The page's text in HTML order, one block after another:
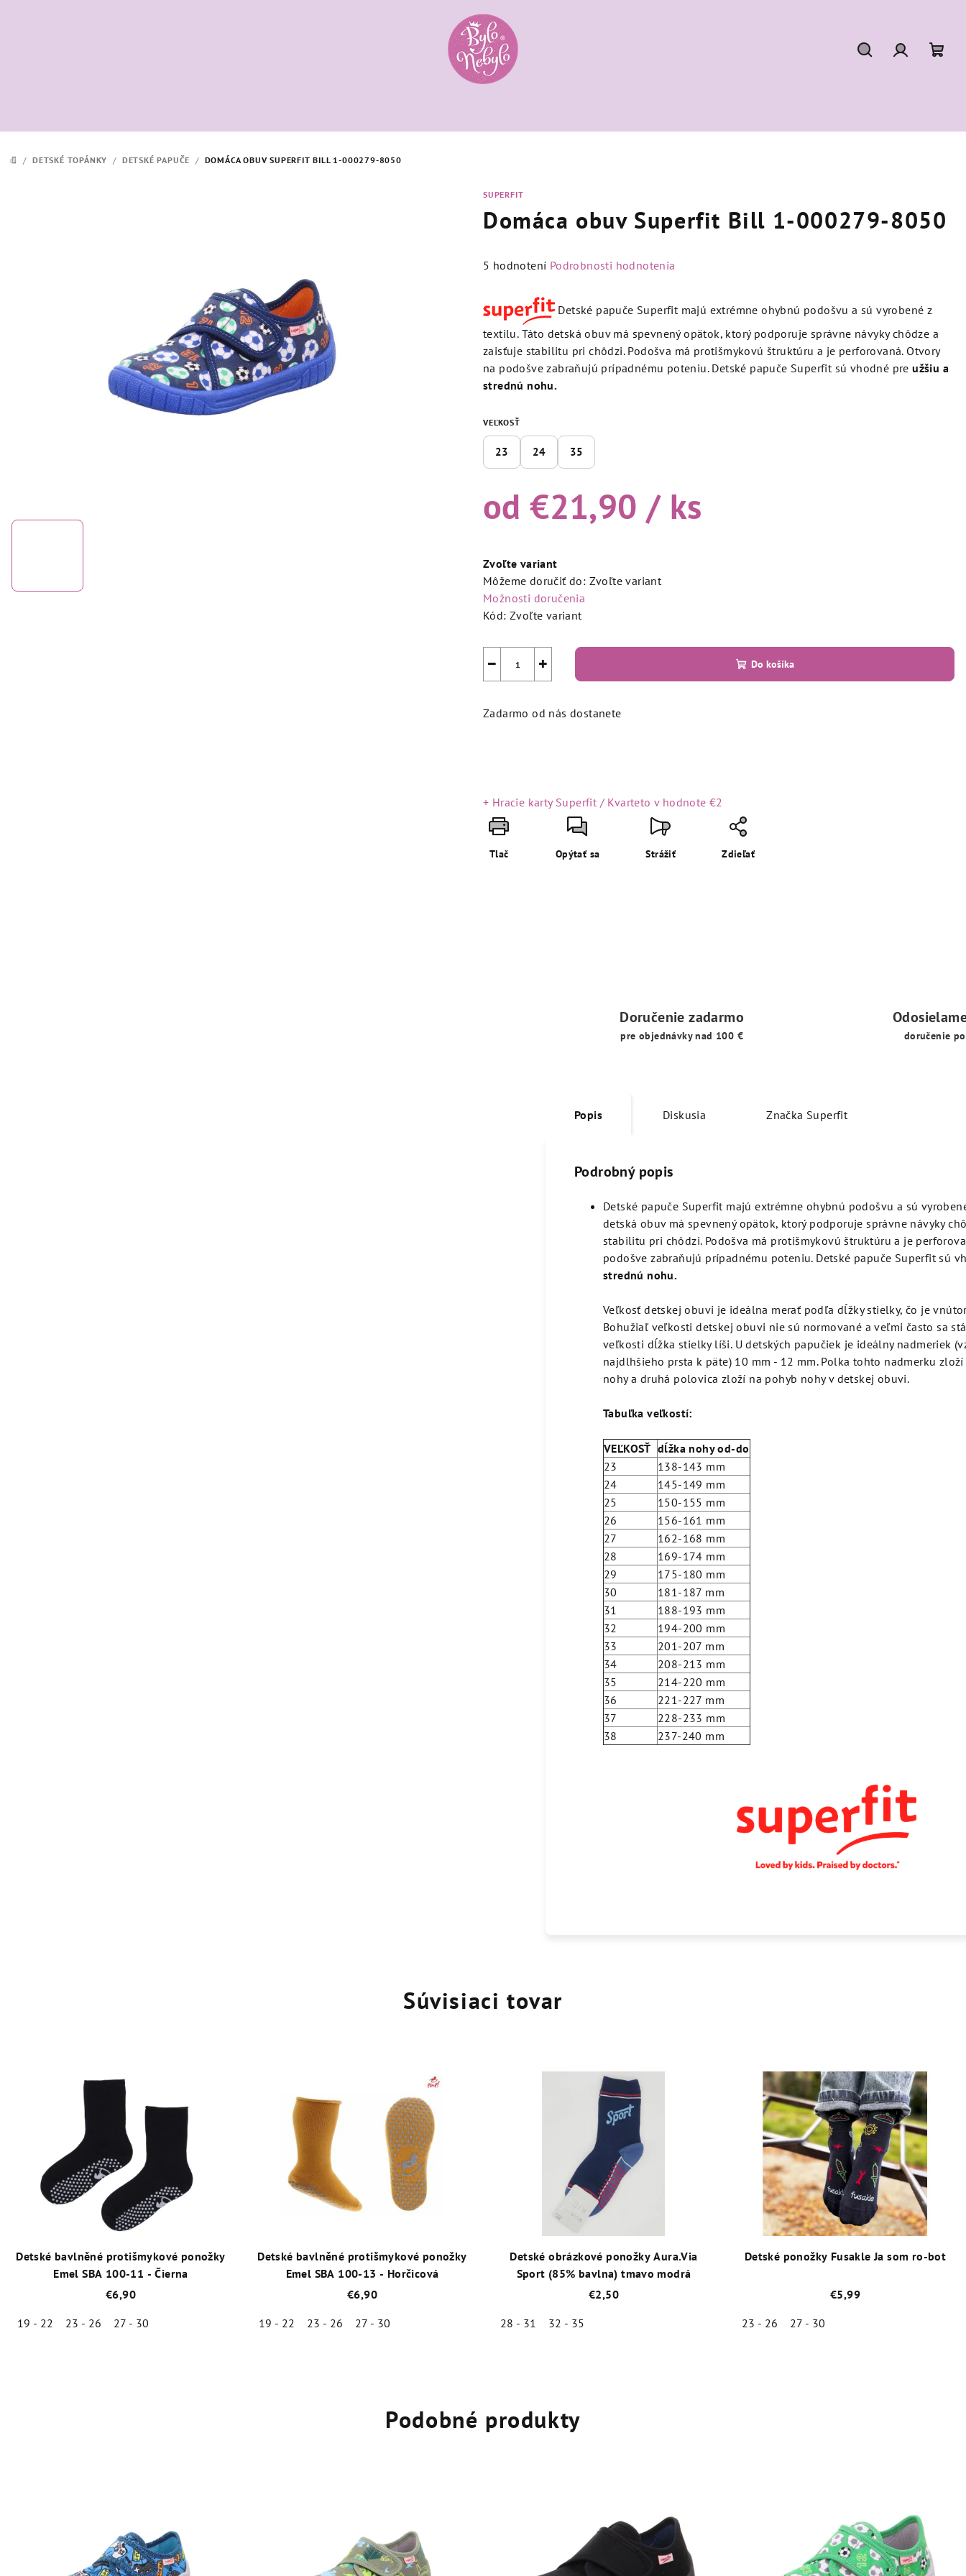
DOMOV
/ DETSKÉ TOPÁNKY / DETSKÉ PAPUČE / DOMÁCA OBUV SUPERFIT BILL 1-000279-8050
SUPERFIT
Domáca obuv Superfit Bill 1-000279-8050
Priemerné
je
5,0
z
5
hviezdičiek.
5 hodnotení Podrobnosti hodnotenia
Detské papuče Superfit majú extrémne ohybnú podošvu a sú vyrobené z
textilu. Táto detská obuv má spevnený opätok, ktorý podporuje správne návyky chôdze a
zaisťuje stabilitu pri chôdzi. Podošva má protišmykovú štruktúru a je perforovaná. Otvory
na podošve zabraňujú prípadnému poteniu. Detské papuče Superfit sú vhodné pre užšiu a
strednú nohu.
VEĽKOSŤ
23 24 35
od€21,90 / ks
cena:
Zvoľte variant
Môžeme doručiť do: Zvoľte variant
Možnosti doručenia
Kód: Zvoľte variant
+
− Do košíka
Zadarmo od nás dostanete
+ Hracie karty Superfit / Kvarteto v hodnote €2
Tlač Opýtať sa Strážiť Zdieľať
Doručenie zadarmo
pre objednávky nad 100 € doručenie
Popis Diskusia Značka Superfit
Podrobný popis
Detské papuče Superfit majú extrémne ohybnú podošvu a sú
detská obuv má spevnený opätok, ktorý podporuje správne návyky
stabilitu pri chôdzi. Podošva má protišmykovú štruktúru a je
podošve zabraňujú prípadnému poteniu. Detské papuče Superfit sú
strednú nohu.
Veľkosť detskej obuvi je ideálna merať podľa dĺžky stielky, čo je
Bohužiaľ veľkosti detskej obuvi nie sú normované a veľmi často sa
veľkosti dĺžka stielky líši. U detských papučiek je ideálny nadmeriek
najdlhšieho prsta k päte) 10 mm - 12 mm. Polka tohto nadmerku
nohy a druhá polovica zloží na pohyb nohy v detskej obuvi.
Tabuľka veľkostí:
VEĽKOSŤ dĺžka nohy od-do
23
138-143 mm
24
145-149 mm
25
150-155 mm
26
156-161 mm
27
162-168 mm
28
169-174 mm
29
175-180 mm
30
181-187 mm
31
188-193 mm
32
194-200 mm
33
201-207 mm
34
208-213 mm
35
214-220 mm
36
221-227 mm
37
228-233 mm
38
237-240 mm
Súvisiaci tovar
Detské bavlněné protišmykové ponožky
Emel SBA 100-11 - Čierna
€6,90
19 - 22
23 - 26 27 - 30
Detské bavlněné protišmykové ponožky
Emel SBA 100-13 - Horčicová
€6,90
19 - 22
23 - 26 27 - 30
Detské obrázkové ponožky Aura.Via
Sport (85% bavlna) tmavo modrá
€2,50
28 - 31
32 - 35
Detské ponožky Fusakle Ja som ro-bot
€5,99
23 - 26
27 - 30
Podobné produkty